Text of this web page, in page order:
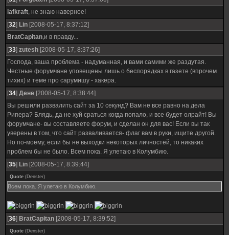
lafkraft, не знаю наверное!
[32] Lin [2008-05-17, 8:37:12]
BratCapitan,и в правду...
[33] zutesh [2008-05-17, 8:37:26]
Господа, ваша проблема - надуманная, и вами самими же раздутая.
Честные форумчане уповещены лишь о беспорядках в газете (впрочем
тихих) и теме про сарумишу - хакера.
[34] Дене [2008-05-17, 8:38:44]
Вы решили развалить сайт за 10 секунд? Вам не все равно на дела
Рипера? Блядь, да не хуй сраться когда попало, и все будет олрайт! Вы
форумчане- вы составляете форум, и сделан он для вас! Если вы так
уверены в том, что сайт разваливается- флаг вам в руки, ищите другой.
Но по-моему, если бы не выходки некоторых личностей, то никаких
проблем бы не было. Всем пока. Я улетаю в Колумбию.
[35] Lin [2008-05-17, 8:39:44]
Quote (Denster)
Всем пока. Я улетаю в Колумбию.
[36] BratCapitan [2008-05-17, 8:39:52]
Quote (Denster)